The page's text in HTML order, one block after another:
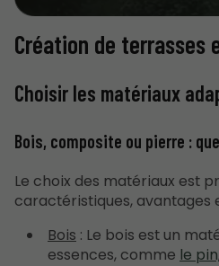
Création de terrasses
Choisir les matériaux
Bois, composite ou pierre :
Le choix des matériaux est
caractéristiques, avantages
Bois : Le bois est un
essences, comme le